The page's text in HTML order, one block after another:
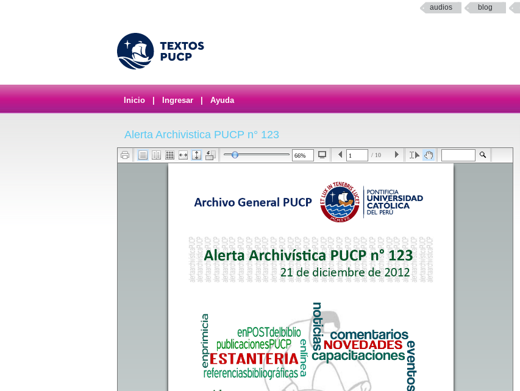
audios blog
Inicio Ingresar Ayuda
Alerta Archivistica PUCP n° 123
/ 10